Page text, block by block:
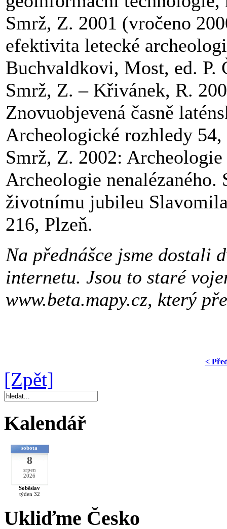
Smrž, Z. 2001 (vročeno
efektivita letecké
Buchvaldkovi, Most, ed. P.
Smrž, Z. – Křivánek, R.
Znovuobjevená časně
Archeologické rozhledy 54,
Smrž, Z. 2002:
Archeologie
životnímu jubileu
216, Plzeň.
Na přednášce jsme dostali
internetu. Jsou to staré
www.beta.mapy.cz, který
<
[Zpět]
Kalendář
sobota
8
srpen
2026
Soběslav
týden 32
Ukliďme Česko